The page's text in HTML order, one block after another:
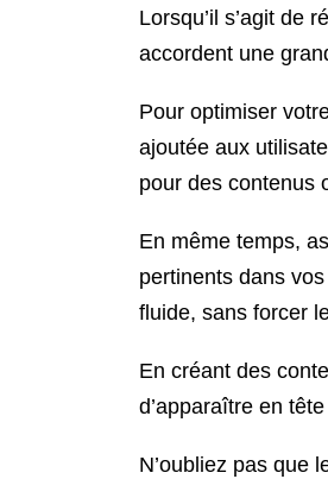
Lorsqu’il s’agit de
accordent une
Pour optimiser
ajoutée aux
pour des contenus
En même temps,
pertinents dans
fluide, sans forcer
En créant des
d’apparaître en
N’oubliez pas que